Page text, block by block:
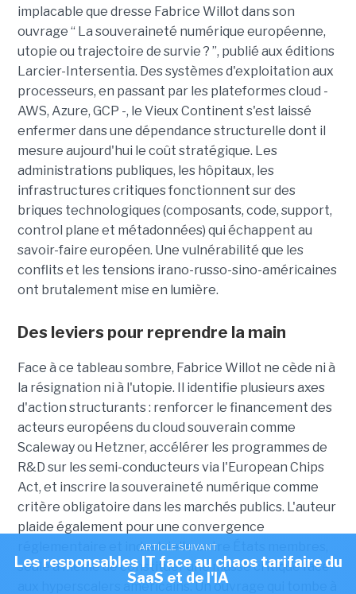
implacable que dresse Fabrice Willot dans son
ouvrage “ La souveraineté numérique européenne,
utopie ou trajectoire de survie ? ”, publié aux éditions
Larcier-Intersentia. Des systèmes d'exploitation aux
processeurs, en passant par les plateformes cloud -
AWS, Azure, GCP -, le Vieux Continent s'est laissé
enfermer dans une dépendance structurelle dont il
mesure aujourd'hui le coût stratégique. Les
administrations publiques, les hôpitaux, les
infrastructures critiques fonctionnent sur des
briques technologiques (composants, code, support,
control plane et métadonnées) qui échappent au
savoir-faire européen. Une vulnérabilité que les
conflits et les tensions irano-russo-sino-américaines
ont brutalement mise en lumière.
Des leviers pour reprendre la main
Face à ce tableau sombre, Fabrice Willot ne cède ni à
la résignation ni à l'utopie. Il identifie plusieurs axes
d'action structurants : renforcer le financement des
acteurs européens du cloud souverain comme
Scaleway ou Hetzner, accélérer les programmes de
R&D sur les semi-conducteurs via l'European Chips
Act, et inscrire la souveraineté numérique comme
critère obligatoire dans les marchés publics. L'auteur
plaide également pour une convergence
réglementaire et industrielle entre États membres,
seule à même de constituer une masse critique face
aux hyperscalers américains. Un ouvrage qui tombe à
ARTICLE SUIVANT
Les responsables IT face au chaos tarifaire du
SaaS et de l'IA